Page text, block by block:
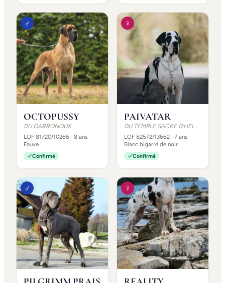
♂
OCTOPUSSY
DU GARRONOUX
LOF 81720/10266 · 8 ans ·
Fauve
Confirmé
♀
PAIVATAR
LOF 82572/13662 · 7 ans ·
Blanc bigarré de noir
Confirmé
♂ ♀